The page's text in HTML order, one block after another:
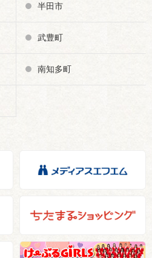
半田市
武豊町
南知多町